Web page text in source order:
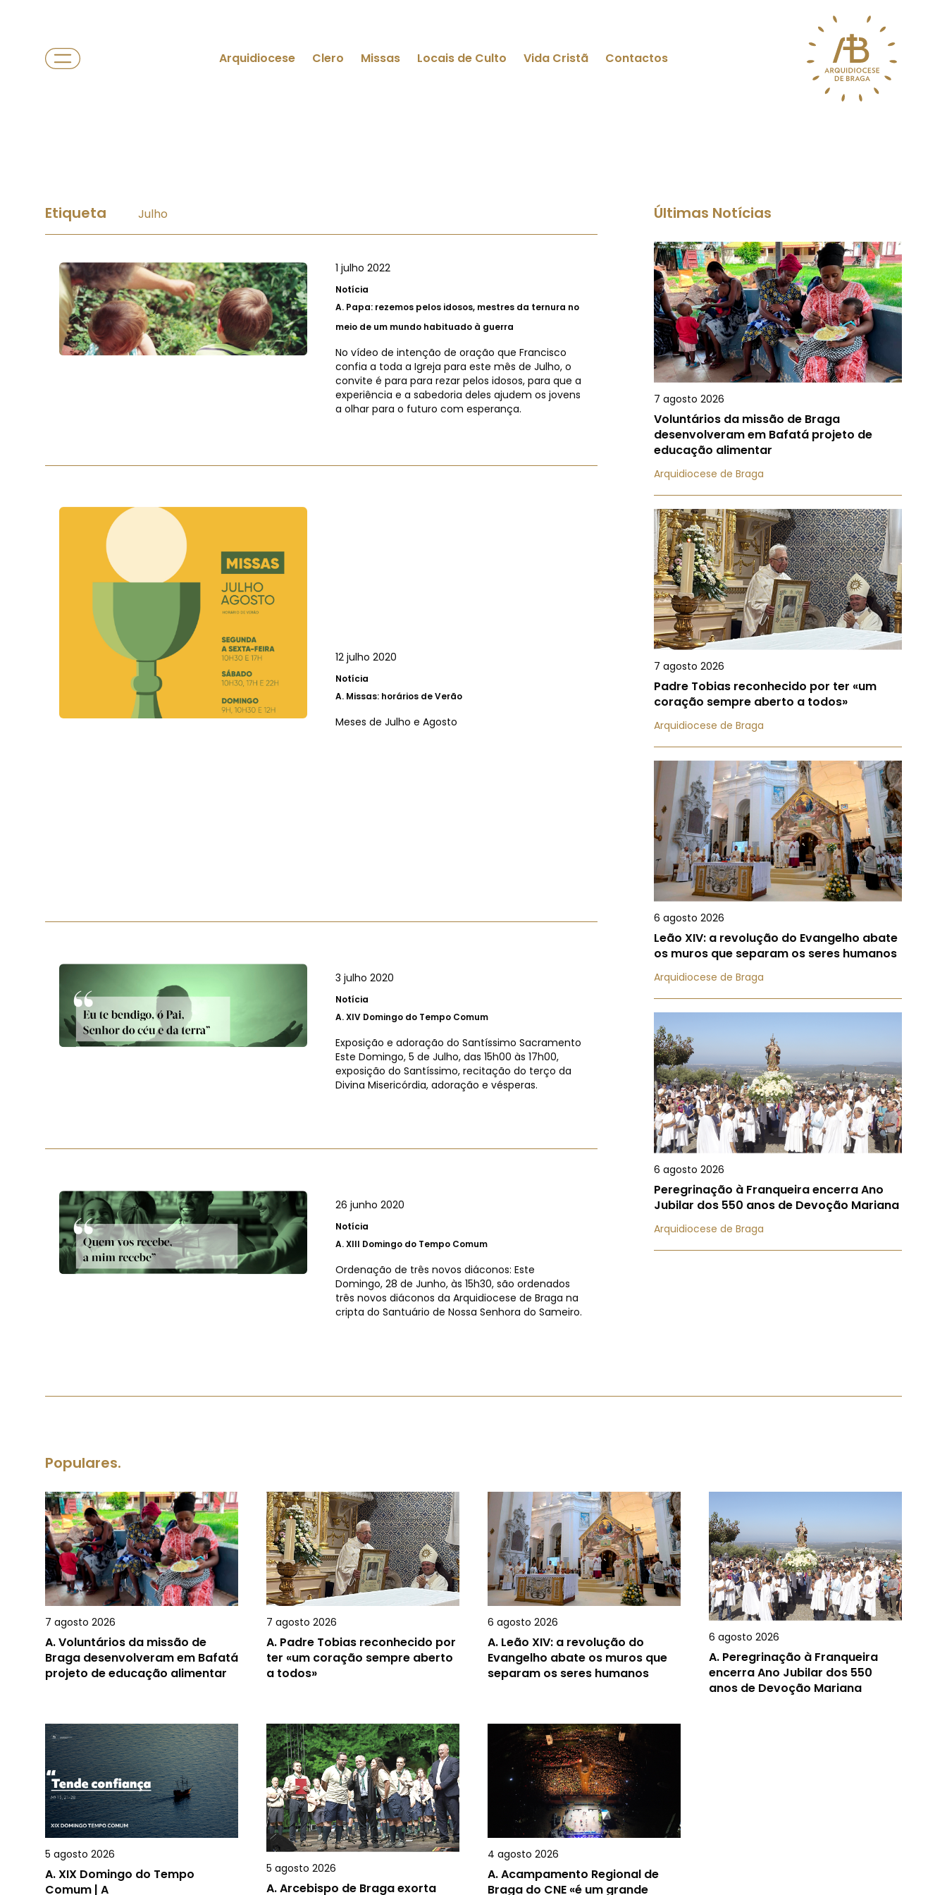
Arquidiocese Clero Missas Locais de Culto Vida Cristã Contactos
Etiqueta Julho
1 julho 2022
Notícia
A. Papa: rezemos pelos idosos, mestres da ternura no
meio de um mundo habituado à guerra
No vídeo de intenção de oração que Francisco
confia a toda a Igreja para este mês de Julho, o
convite é para para rezar pelos idosos, para que a
experiência e a sabedoria deles ajudem os jovens
a olhar para o futuro com esperança.
12 julho 2020
Notícia
A. Missas: horários de Verão
Meses de Julho e Agosto
3 julho 2020
Notícia
A.XIV Domingo do Tempo Comum
Exposição e adoração do Santíssimo Sacramento
Este Domingo, 5 de Julho, das 15h00 às 17h00,
exposição do Santíssimo, recitação do terço da
Divina Misericórdia, adoração e vésperas.
26 junho 2020
Notícia
A.XIII Domingo do Tempo Comum
Ordenação de três novos diáconos: Este
Domingo, 28 de Junho, às 15h30, são ordenados
três novos diáconos da Arquidiocese de Braga na
cripta do Santuário de Nossa Senhora do Sameiro.
Últimas Notícias
7 agosto 2026
Voluntários da missão de Braga
desenvolveram em Bafatá projeto de
educação alimentar
Arquidiocese de Braga
7 agosto 2026
Padre Tobias reconhecido por ter «um
coração sempre aberto a todos»
Arquidiocese de Braga
6 agosto 2026
Leão XIV: a revolução do Evangelho abate
os muros que separam os seres humanos
Arquidiocese de Braga
6 agosto 2026
Peregrinação à Franqueira encerra Ano
Jubilar dos 550 anos de Devoção Mariana
Arquidiocese de Braga
Populares.
7 agosto 2026
A.Voluntários da missão de
Braga desenvolveram em Bafatá
projeto de educação alimentar
7 agosto 2026
A. Padre Tobias reconhecido por
ter «um coração sempre aberto
a todos»
6 agosto 2026
A. Leão XIV: a revolução do
Evangelho abate os muros que
separam os seres humanos
6 agosto 2026
A. Peregrinação à Franqueira
encerra Ano Jubilar dos 550
anos de Devoção Mariana
5 agosto 2026
A.XIX Domingo do Tempo
Comum | A
5 agosto 2026
A.Arcebispo de Braga exorta
4 agosto 2026
A.Acampamento Regional de
Braga do CNE «é um grande